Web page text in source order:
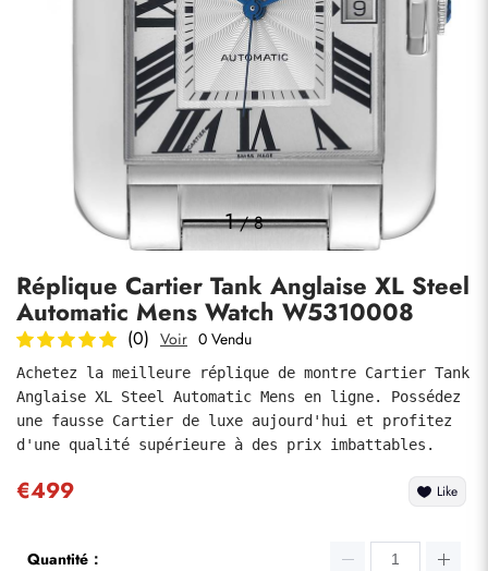
1/8
Réplique Cartier Tank Anglaise XL Steel
Automatic Mens Watch W5310008
(0) Voir 0 Vendu
Achetez la meilleure réplique de montre Cartier Tank
Anglaise XL Steel Automatic Mens en ligne. Possédez
une fausse Cartier de luxe aujourd'hui et profitez
d'une qualité supérieure à des prix imbattables.
€499 Like
Quantité：
soumettre